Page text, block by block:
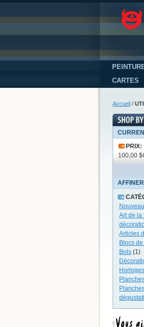
CARTES
Accueil /
PRIX:
100,00
Art de la
Articles
Blocs
Bols (1)
Horloges